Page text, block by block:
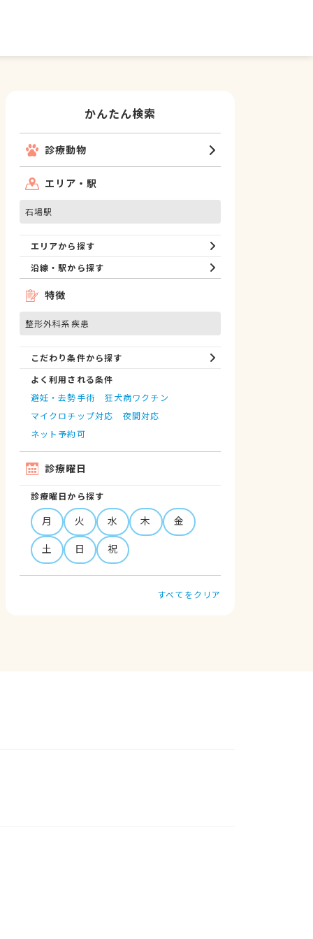
かんたん検索
診療動物
エリア・駅
石場駅
エリアから探す
沿線・駅から探す
特徴
整形外科系疾患
こだわり条件から探す
よく利用される条件
避妊・去勢手術
狂犬病ワクチン
マイクロチップ対応
夜間対応
ネット予約可
診療曜日
診療曜日から探す
月 火 水 木
金
土
日 祝
すべてをクリア